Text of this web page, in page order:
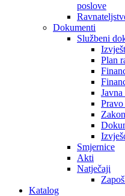
poslove
Dokumenti
Službeni
Plan
Javna
Smjernice
Akti
Natječaji
Katalog